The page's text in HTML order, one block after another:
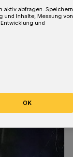
aktiv abfragen. Speichern
und Inhalte, Messung von
und
OK